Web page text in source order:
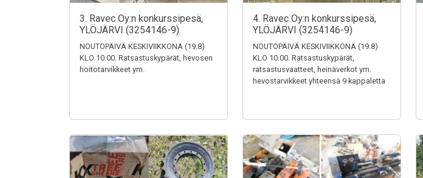
3. Ravec Oy:n konkurssipesä,
YLÖJÄRVI (3254146-9)
NOUTOPÄIVÄ KESKIVIIKKONA (19.8)
KLO 10.00. Ratsastuskypärät, hevosen
hoitotarvikkeet ym.
4. Ravec Oy:n konkurssipesä,
YLÖJÄRVI (3254146-9)
NOUTOPÄIVÄ KESKIVIIKKONA (19.8)
KLO 10.00. Ratsastuskypärät,
ratsastusvaatteet, heinäverkot ym.
hevostarvikkeet yhteensä 9 kappaletta